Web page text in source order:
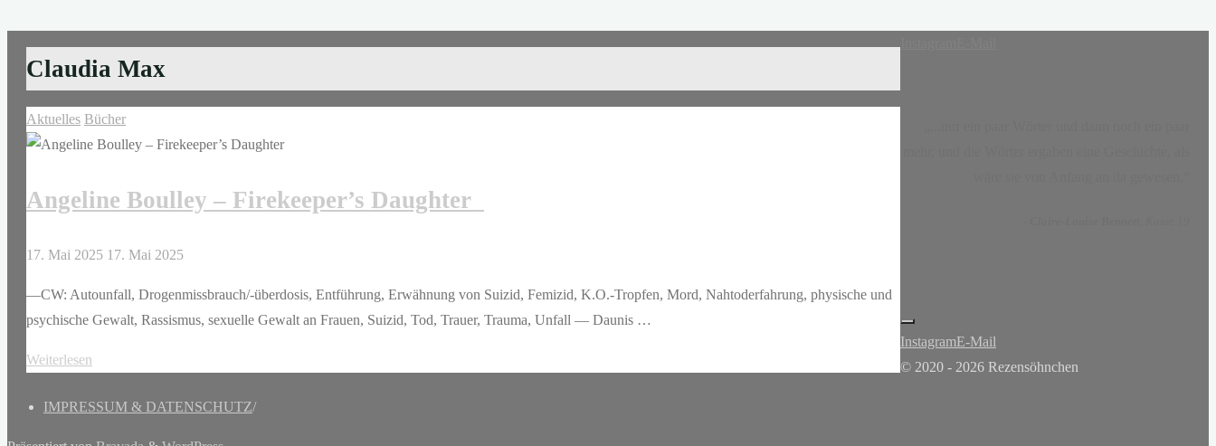
Claudia Max
Aktuelles Bücher
Angeline Boulley – Firekeeper’s Daughter
17. Mai 2025 17. Mai 2025
—CW: Autounfall, Drogenmissbrauch/-überdosis, Entführung, Erwähnung von Suizid, Femizid, K.O.-Tropfen, Mord, Nahtoderfahrung, physische und
psychische Gewalt, Rassismus, sexuelle Gewalt an Frauen, Suizid, Tod, Trauer, Trauma, Unfall — Daunis …
Weiterlesen
–
InstagramE-Mail
© 2020 - 2026 Rezensöhnchen
IMPRESSUM & DATENSCHUTZ/